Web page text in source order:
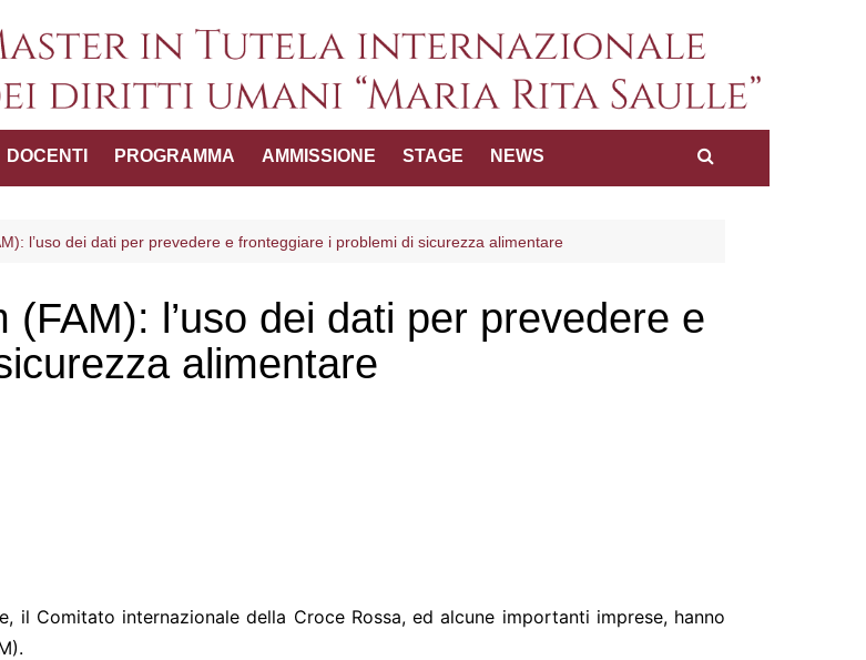
Master in Tutela internazionale dei diritti
umani "Maria Rita Saulle"
DOCENTI PROGRAMMA AMMISSIONE STAGE NEWS
l’uso dei dati per prevedere e fronteggiare i problemi di sicurezza alimentare
l’uso dei dati per prevedere e
alimentare
n. 11/2018
il Comitato internazionale della Croce Rossa, ed alcune importanti imprese, hanno